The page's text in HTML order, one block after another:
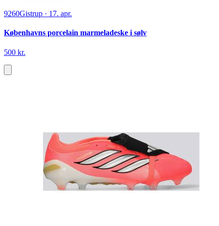
9260Gistrup · 17. apr.
Københavns porcelain marmeladeske i sølv
500 kr.